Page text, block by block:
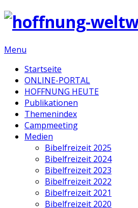
Menu
Startseite
ONLINE-PORTAL
HOFFNUNG HEUTE
Publikationen
Themenindex
Campmeeting
Medien
Bibelfreizeit 2025
Bibelfreizeit 2024
Bibelfreizeit 2023
Bibelfreizeit 2022
Bibelfreizeit 2021
Bibelfreizeit 2020